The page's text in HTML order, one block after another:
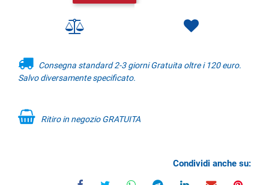
Consegna standard 2-3 giorni Gratuita oltre i 120 euro.
Salvo diversamente specificato.
Ritiro in negozio GRATUITA
Condividi anche su: